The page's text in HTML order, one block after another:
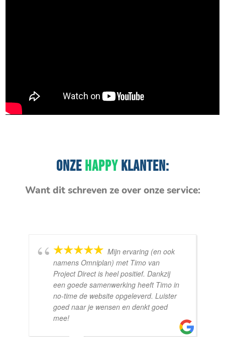
ONZEHAPPYKLANTEN:
Want dit schreven ze over onze service:
Mijn ervaring (en ook
namens Omniplan) met Timo van
Project Direct is heel positief. Dankzij
een goede samenwerking heeft Timo in
no-time de website opgeleverd. Luister
goed naar je wensen en denkt goed
mee!